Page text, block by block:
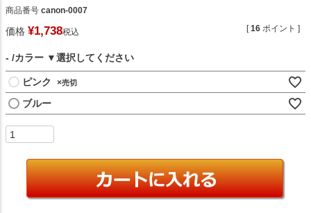
商品番号 canon-0007
価格 ¥1,738税込 [16 ポイント ]
- カラー
ピンク ×
ブルー